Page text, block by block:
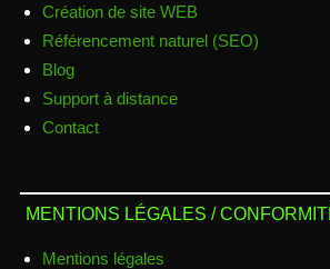
Création de site WEB
Référencement naturel (SEO)
Blog
Support à distance
Contact
MENTIONS LÉGALES /
Mentions légales